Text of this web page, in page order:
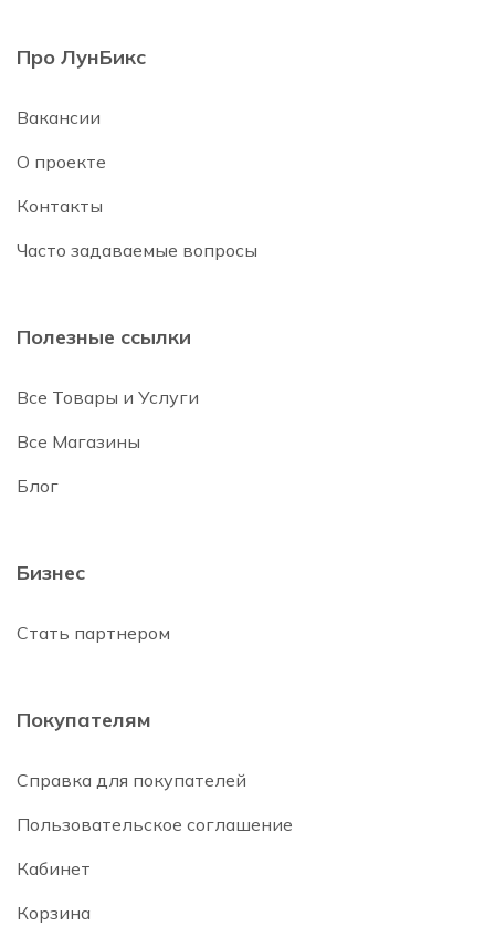
Про ЛунБикс
Вакансии
О проекте
Контакты
Часто задаваемые вопросы
Полезные ссылки
Все Товары и Услуги
Все Магазины
Блог
Бизнес
Стать партнером
Покупателям
Справка для покупателей
Пользовательское соглашение
Кабинет
Корзина